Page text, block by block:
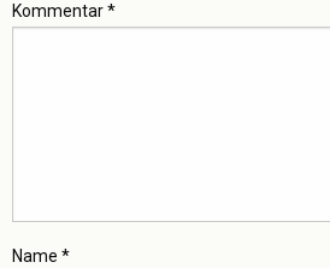
Kommentar*
Name *